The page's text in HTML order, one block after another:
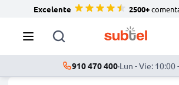
Excelente 2500+
910 470 400·Lun - Vie: 10:00